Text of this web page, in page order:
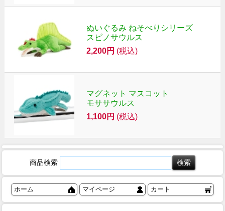
ぬいぐるみ ねそべりシリーズ
スピノサウルス
2,200円 (税込)
マグネット マスコット
モササウルス
1,100円 (税込)
商品検索
ホーム マイページ カート